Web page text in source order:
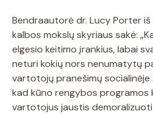
Bendraautorė dr. Lucy Porter iš
kalbos mokslų skyriaus sakė:
elgesio keitimo įrankius, labai
neturi kokių nors nenumatytų
vartotojų pranešimų socialinėje
kad kūno rengybos programos
vartotojus jaustis